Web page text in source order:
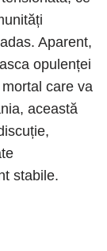
Aparent,
opulenței
care va
această
stabile.